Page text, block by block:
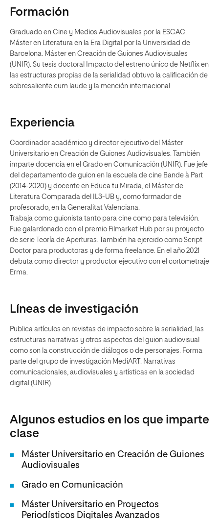
Formación
Graduado en Cine y Medios Audiovisuales por la ESCAC.
Máster en Literatura en la Era Digital por la Universidad de
Barcelona. Máster en Creación de Guiones Audiovisuales
(UNIR). Su tesis doctoral Impacto del estreno único de Netflix en
las estructuras propias de la serialidad obtuvo la calificación de
sobresaliente cum laude y la mención internacional.
Experiencia
Coordinador académico y director ejecutivo del Máster
Universitario en Creación de Guiones Audiovisuales. También
imparte docencia en el Grado en Comunicación (UNIR). Fue jefe
del departamento de guion en la escuela de cine Bande à Part
(2014-2020) y docente en Educa tu Mirada, el Máster de
Literatura Comparada del IL3-UB y, como formador de
profesorado, en la Generalitat Valenciana.
Trabaja como guionista tanto para cine como para televisión.
Fue galardonado con el premio Filmarket Hub por su proyecto
de serie Teoría de Aperturas. También ha ejercido como Script
Doctor para productoras y de forma freelance. En el año 2021
debuta como director y productor ejecutivo con el cortometraje
Erma.
Líneas de investigación
Publica artículos en revistas de impacto sobre la serialidad, las
estructuras narrativas y otros aspectos del guion audiovisual
como son la construcción de diálogos o de personajes. Forma
parte del grupo de investigación MediART: Narrativas
comunicacionales, audiovisuales y artísticas en la sociedad
digital (UNIR).
Algunos estudios en los que imparte
clase
Máster Universitario en Creación de Guiones
Audiovisuales
Grado en Comunicación
Máster Universitario en Proyectos
Periodísticos Digitales Avanzados